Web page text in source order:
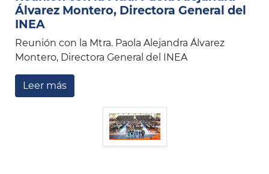
Álvarez Montero, Directora General del
INEA
Reunión con la Mtra. Paola Alejandra Álvarez
Montero, Directora General del INEA
Leer más